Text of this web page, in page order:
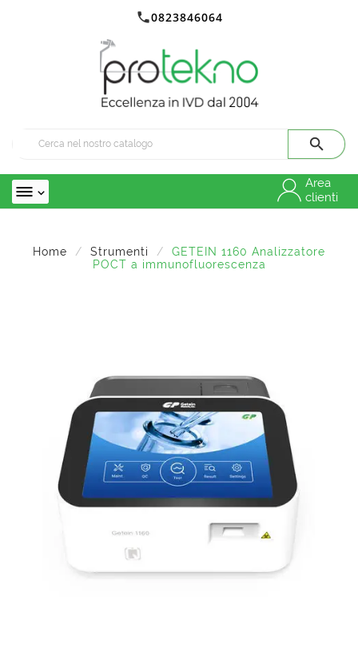
0823846064


Area
clienti
Home Strumenti
GETEIN 1160 Analizzatore
POCT a immunofluorescenza